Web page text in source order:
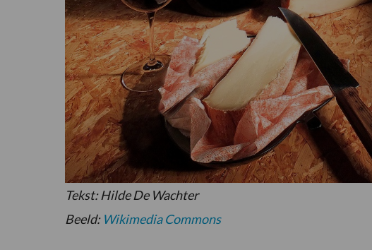
Tekst: Hilde De Wachter
Beeld: Wikimedia Commons